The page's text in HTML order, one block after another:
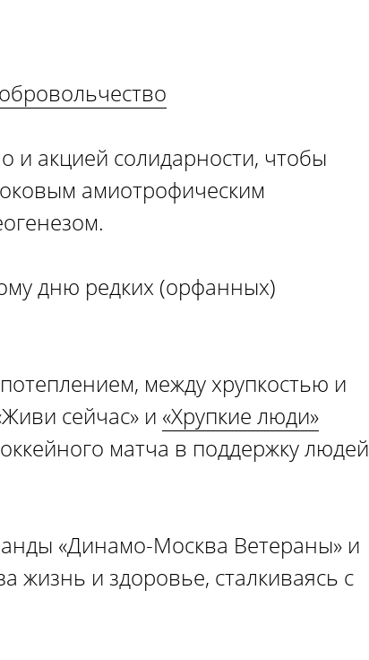
и акцией солидарности, чтобы
амиотрофическим
дню редких (орфанных)
между хрупкостью и
сейчас» и «Хрупкие люди»
матча в поддержку людей
«Динамо-Москва Ветераны» и
жизнь и здоровье, сталкиваясь с